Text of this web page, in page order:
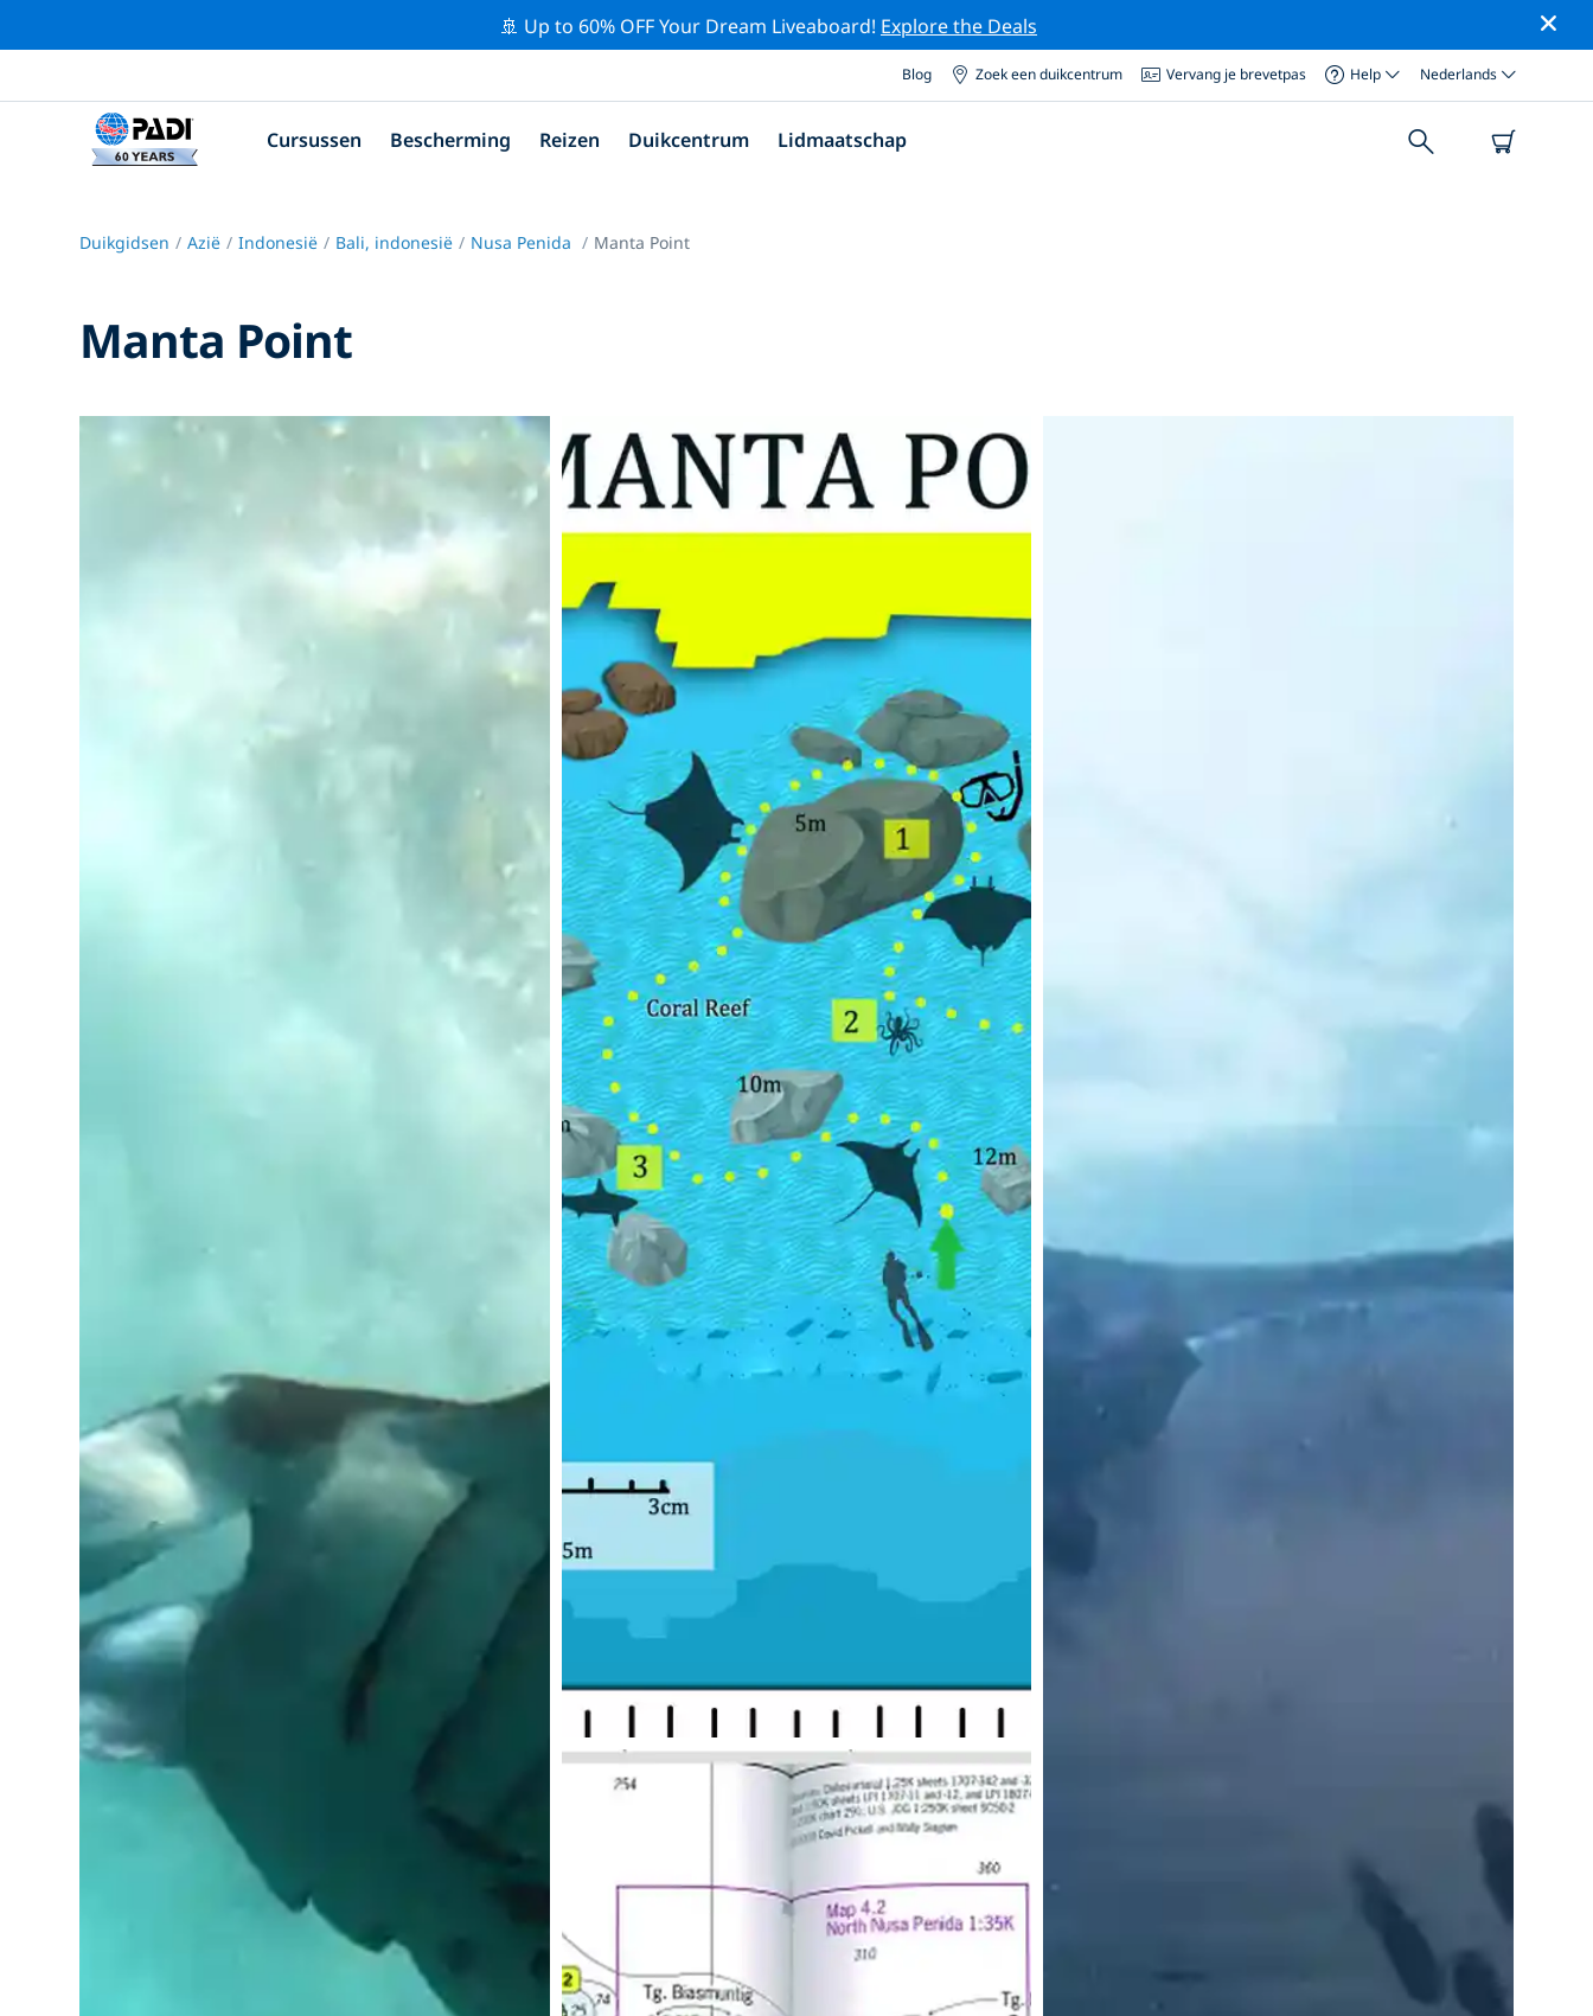
🚢 Up to 60% OFF Your Dream Liveaboard! Explore the Deals
Blog Zoek een duikcentrum Vervang je brevetpas Help Nederlands
Cursussen Bescherming Reizen Duikcentrum Lidmaatschap
Duikgidsen Azië Indonesië Bali, indonesië Nusa Penida Manta Point
Manta Point